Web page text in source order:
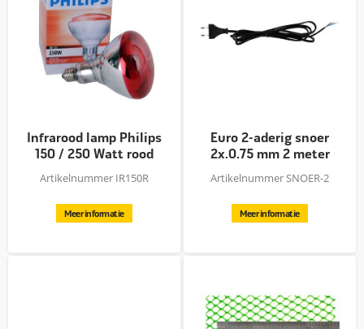
Infrarood lamp Philips
150 / 250 Watt rood
Artikelnummer IR150R
Meer informatie
Euro 2-aderig snoer
2x.0.75 mm 2 meter
Artikelnummer SNOER-2
Meer informatie